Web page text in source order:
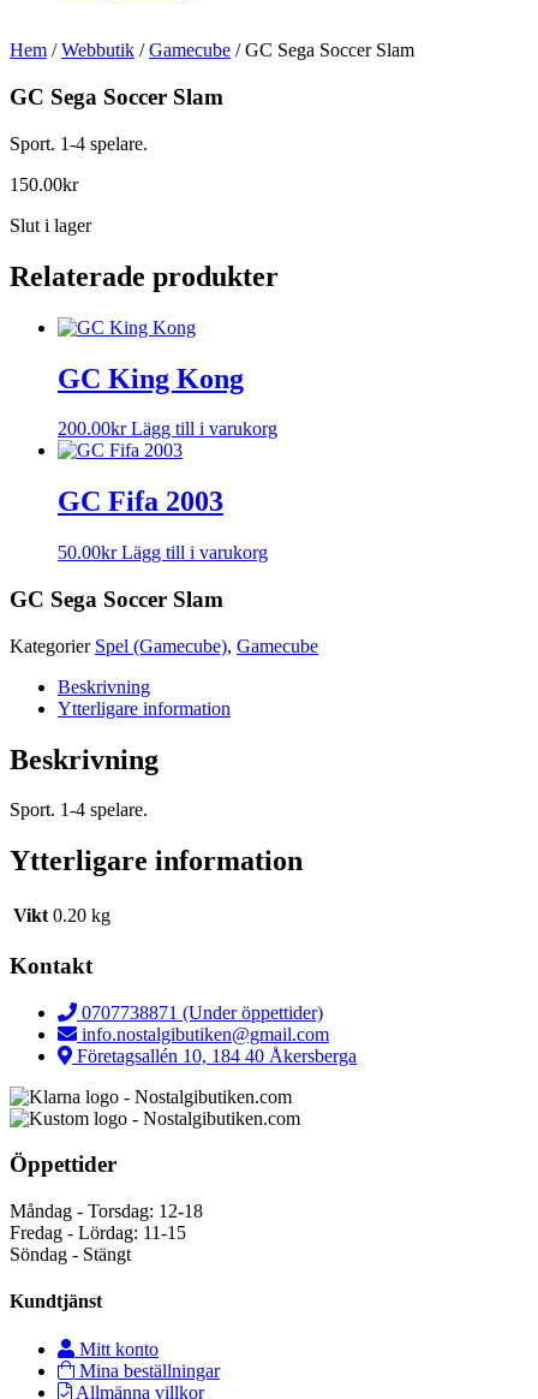
Hem /Webbutik /Gamecube / GC Sega Soccer Slam
GC Sega Soccer Slam
Sport. 1-4 spelare.
150.00kr
Slut i lager
Relaterade produkter
GC King Kong
200.00kr Lägg till i varukorg
GC Fifa 2003
50.00kr Lägg till i varukorg
GC Sega Soccer Slam
Kategorier Spel (Gamecube), Gamecube
Beskrivning
Ytterligare information
Beskrivning
Sport. 1-4 spelare.
Ytterligare information
Vikt 0.20 kg
Kontakt
0707738871 (Under öppettider)
info.nostalgibutiken@gmail.com
Företagsallén 10, 184 40 Åkersberga
Öppettider
Måndag - Torsdag: 12-18
Fredag - Lördag: 11-15
Söndag - Stängt
Kundtjänst
Mitt konto
Mina beställningar
Allmänna villkor